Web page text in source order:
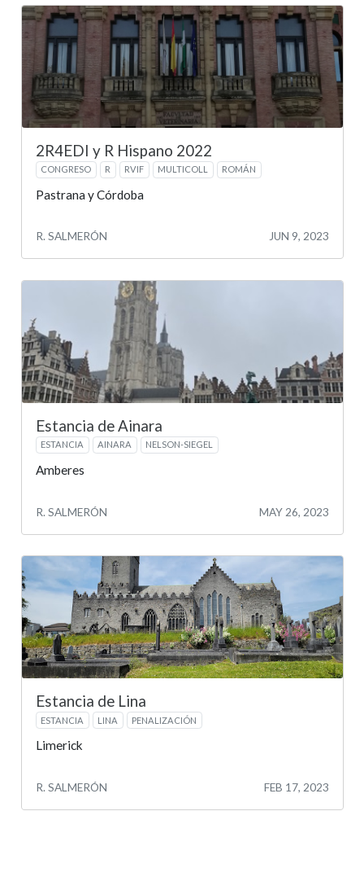
2R4EDI y R Hispano 2022
CONGRESO R RVIF MULTICOLL ROMÁN
Pastrana y Córdoba
R. SALMERÓN JUN 9, 2023
Estancia de Ainara
ESTANCIA AINARA NELSON-SIEGEL
Amberes
R. SALMERÓN MAY 26, 2023
Estancia de Lina
ESTANCIA LINA PENALIZACIÓN
Limerick
R. SALMERÓN FEB 17, 2023